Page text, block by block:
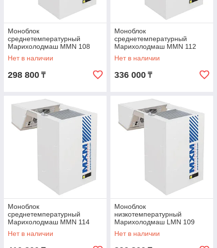
Моноблок
среднетемпературный
Марихолодмаш MMN 108
Нет в наличии
298 800 ₸
Моноблок
среднетемпературный
Марихолодмаш MMN 112
Нет в наличии
336 000 ₸
Моноблок
среднетемпературный
Марихолодмаш MMN 114
Нет в наличии
Моноблок
низкотемпературный
Марихолодмаш LMN 109
Нет в наличии